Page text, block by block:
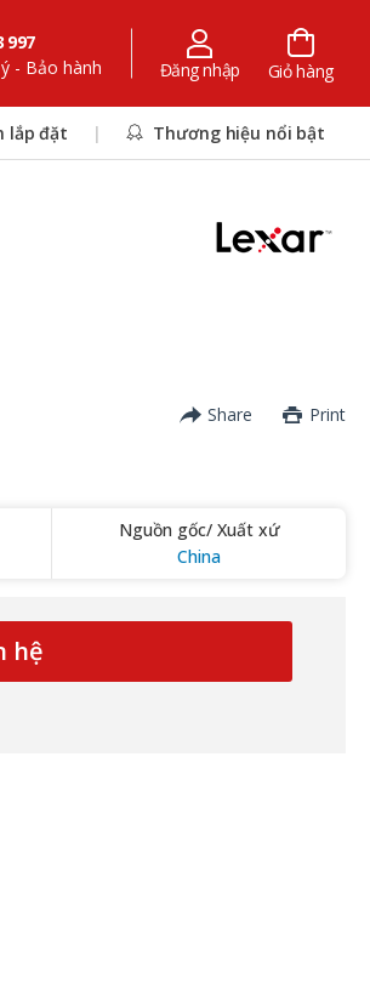
997
- Bảo hành
Đăng nhập Giỏ hàng
lắp đặt | Thương hiệu nổi bật
Share Print
Nguồn gốc/ Xuất xứ
China
hệ